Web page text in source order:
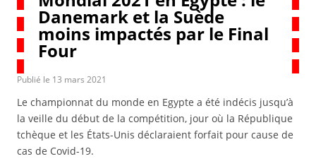
Danemark et la Suède
moins impactés par le Final
Four
Publié le 13 mars 2021
Le championnat du monde en Egypte a été indécis jusqu’à
la veille du début de la compétition, jour où la République
tchèque et les États-Unis déclaraient forfait pour cause de
cas de Covid-19.